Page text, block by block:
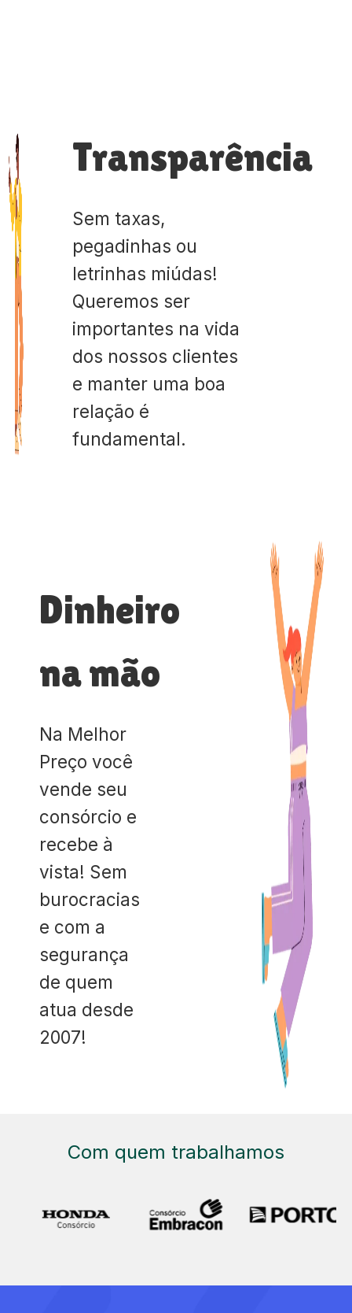
Transparência
Sem taxas,
pegadinhas ou
letrinhas miúdas!
Queremos ser
importantes na vida
dos nossos clientes
e manter uma boa
relação é
fundamental.
Dinheiro
na mão
Na Melhor
Preço você
vende seu
consórcio e
recebe à
vista! Sem
burocracias
e com a
segurança
de quem
atua desde
2007!
Com quem trabalhamos